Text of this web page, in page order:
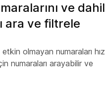
ve
ara ve filtrele
olmayan numaraları
numaraları arayabilir ve